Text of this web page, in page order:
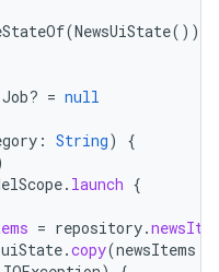
(NewsUiState())
Job? = null
: String)
{
. launch {
= repository.
uiState.copy(newsItems